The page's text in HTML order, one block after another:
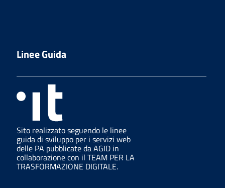
Linee Guida
Sito realizzato seguendo le linee
guida di sviluppo per i servizi web
delle PA pubblicate da AGID in
collaborazione con il TEAM PER LA
TRASFORMAZIONE DIGITALE.